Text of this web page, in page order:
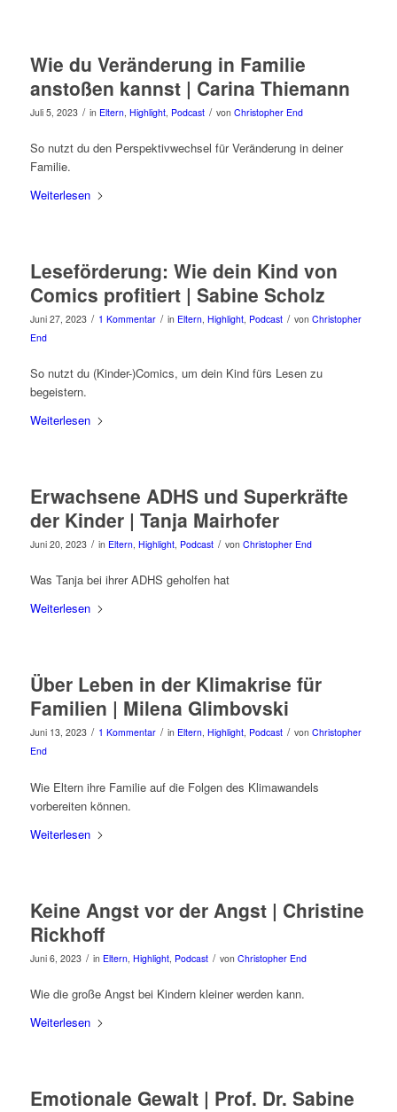
Wie du Veränderung in Familie
anstoßen kannst | Carina Thiemann
Juli 5, 2023 / in Eltern, Highlight, Podcast / von Christopher End
So nutzt du den Perspektivwechsel für Veränderung in deiner
Familie.
Weiterlesen
Leseförderung: Wie dein Kind von
Comics profitiert | Sabine Scholz
Juni 27, 2023 / 1 Kommentar / in Eltern, Highlight, Podcast / von Christopher
End
So nutzt du (Kinder-)Comics, um dein Kind fürs Lesen zu
begeistern.
Weiterlesen
Erwachsene ADHS und Superkräfte
der Kinder | Tanja Mairhofer
Juni 20, 2023 / in Eltern, Highlight, Podcast / von Christopher End
Was Tanja bei ihrer ADHS geholfen hat
Weiterlesen
Über Leben in der Klimakrise für
Familien | Milena Glimbovski
Juni 13, 2023 / 1 Kommentar / in Eltern, Highlight, Podcast / von Christopher
End
Wie Eltern ihre Familie auf die Folgen des Klimawandels
vorbereiten können.
Weiterlesen
Keine Angst vor der Angst | Christine
Rickhoff
Juni 6, 2023 / in Eltern, Highlight, Podcast / von Christopher End
Wie die große Angst bei Kindern kleiner werden kann.
Weiterlesen
Emotionale Gewalt | Prof. Dr. Sabine